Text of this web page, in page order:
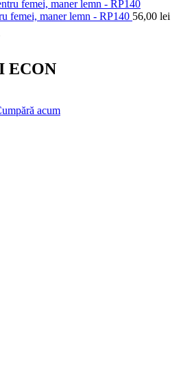
femei, maner lemn - RP140 56,00 lei
ECON
acum